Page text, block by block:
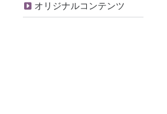
オリジナルコンテンツ